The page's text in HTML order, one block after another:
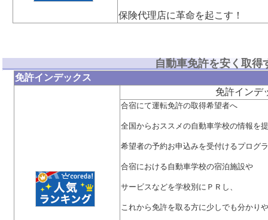
保険代理店に革命を起こす！
自動車免許を安く取得
免許インデックス
免許インデ
合宿にて運転免許の取得希望者へ
全国からおススメの自動車学校の情報を
希望者の予約お申込みを受付けるプログ
合宿における自動車学校の宿泊施設や
サービスなどを学校別にＰＲし、
これから免許を取る方に少しでも分かり